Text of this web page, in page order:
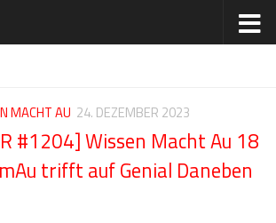
MACHT AU 24. DEZEMBER 2023
#1204] Wissen Macht Au 18
trifft auf Genial Daneben